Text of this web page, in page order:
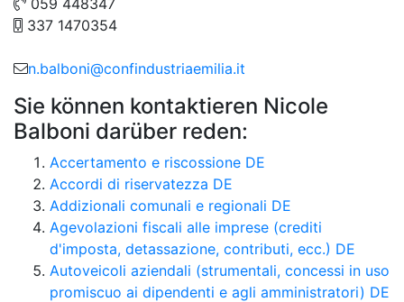
059 448347
337 1470354
n.balboni@confindustriaemilia.it
Sie können kontaktieren Nicole
Balboni darüber reden:
Accertamento e riscossione DE
Accordi di riservatezza DE
Addizionali comunali e regionali DE
Agevolazioni fiscali alle imprese (crediti
d'imposta, detassazione, contributi, ecc.) DE
Autoveicoli aziendali (strumentali, concessi in uso
promiscuo ai dipendenti e agli amministratori) DE